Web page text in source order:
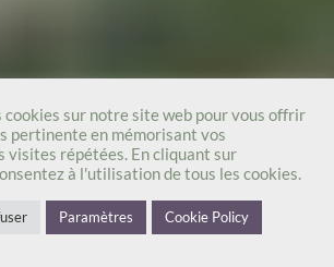
cookies sur notre site web pour vous offrir
pertinente en mémorisant vos
visites répétées. En cliquant sur
à l'utilisation de tous les cookies.
Paramètres Cookie Policy